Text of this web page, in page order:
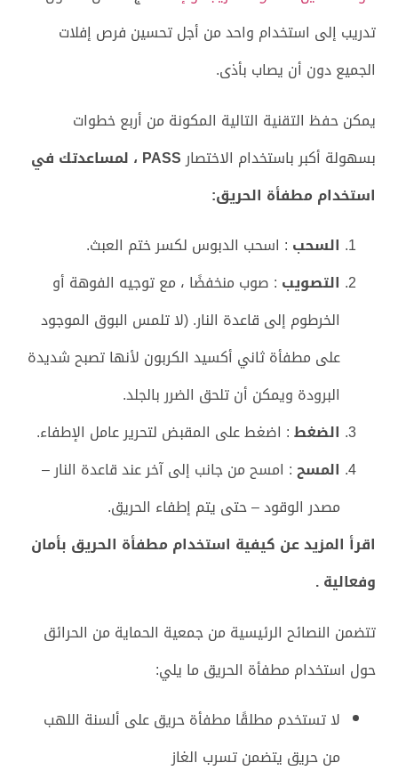
تدريب إلى استخدام واحد من أجل تحسين فرص إفلات
الجميع دون أن يصاب بأذى.
يمكن حفظ التقنية التالية المكونة من أربع خطوات
بسهولة أكبر باستخدام الاختصار
PASS ، لمساعدتك في
استخدام مطفأة الحريق:
السحب: اسحب الدبوس لكسر ختم العبث.
التصويب: صوب منخفضًا ، مع توجيه الفوهة أو
الخرطوم إلى قاعدة النار. (لا تلمس البوق الموجود
على مطفأة ثاني أكسيد الكربون لأنها تصبح شديدة
البرودة ويمكن أن تلحق الضرر بالجلد.
الضغط: اضغط على المقبض لتحرير عامل الإطفاء.
المسح: امسح من جانب إلى آخر عند قاعدة النار –
مصدر الوقود – حتى يتم إطفاء الحريق.
اقرأ المزيد عن كيفية استخدام مطفأة الحريق بأمان
وفعالية .
تتضمن النصائح الرئيسية من جمعية الحماية من الحرائق
حول استخدام مطفأة الحريق ما يلي:
لا تستخدم مطلقًا مطفأة حريق على ألسنة اللهب
من حريق يتضمن تسرب الغاز